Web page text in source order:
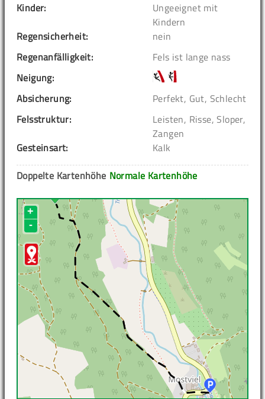
Kinder:
Ungeeignet mit
Kindern
Regensicherheit:
nein
Regenanfälligkeit:
Fels ist lange nass
Neigung:
Absicherung:
Perfekt, Gut, Schlecht
Felsstruktur:
Leisten, Risse, Sloper,
Zangen
Gesteinsart:
Kalk
Normale Kartenhöhe
Doppelte Kartenhöhe
+
-